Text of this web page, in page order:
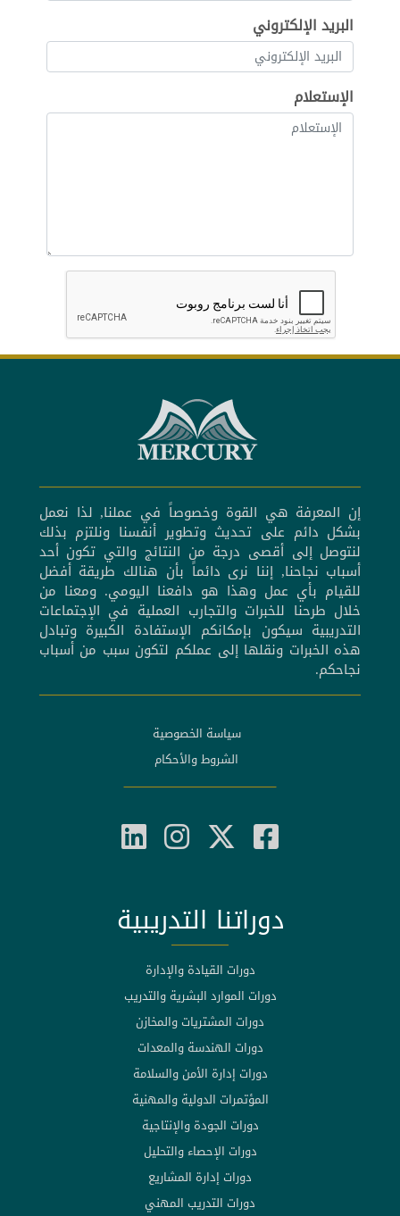
البريد الإلكتروني
الإستعلام
إن المعرفة هي القوة وخصوصاً في عملنا, لذا نعمل
بشكل دائم على تحديث وتطوير أنفسنا ونلتزم بذلك
لنتوصل إلى أقصى درجة من النتائج والتي تكون أحد
أسباب نجاحنا, إننا نرى دائماً بأن هنالك طريقة أفضل
للقيام بأي عمل وهذا هو دافعنا اليومي. ومعنا من
خلال طرحنا للخبرات والتجارب العملية في الإجتماعات
التدريبية سيكون بإمكانكم الإستفادة الكبيرة وتبادل
هذه الخبرات ونقلها إلى عملكم لتكون سبب من أسباب
نجاحكم.
سياسة الخصوصية
الشروط والأحكام
دوراتنا التدريبية
دورات القيادة والإدارة
دورات الموارد البشرية والتدريب
دورات المشتريات والمخازن
دورات الهندسة والمعدات
دورات إدارة الأمن والسلامة
المؤتمرات الدولية والمهنية
دورات الجودة والإنتاجية
دورات الإحصاء والتحليل
دورات إدارة المشاريع
دورات التدريب المهني